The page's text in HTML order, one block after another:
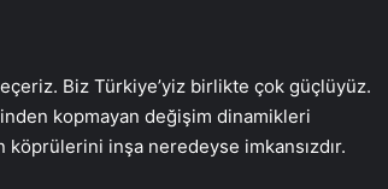
Biz Türkiye’yiz birlikte çok güçlüyüz.
kopmayan değişim dinamikleri
köprülerini inşa neredeyse imkansızdır.